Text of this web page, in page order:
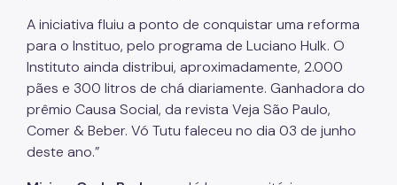
A iniciativa fluiu a ponto de conquistar uma reforma
para o Instituo, pelo programa de Luciano Hulk. O
Instituto ainda distribui, aproximadamente, 2.000
pães e 300 litros de chá diariamente. Ganhadora do
prêmio Causa Social, da revista Veja São Paulo,
Comer & Beber. Vó Tutu faleceu no dia 03 de junho
deste ano.”